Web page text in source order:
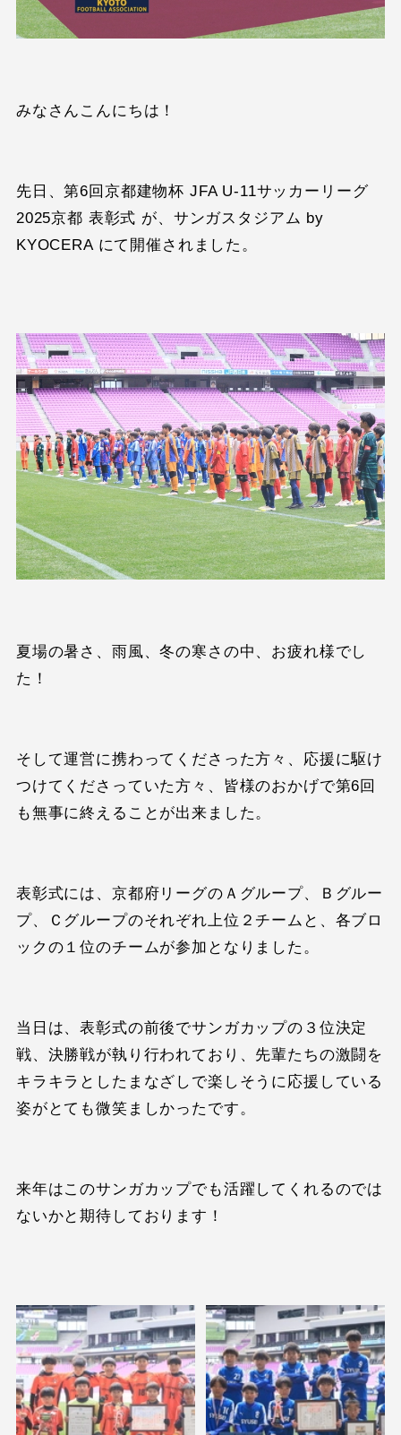
みなさんこんにちは！
先日、第6回京都建物杯 JFA U-11サッカーリーグ
2025京都 表彰式 が、サンガスタジアム by
KYOCERA にて開催されました。
夏場の暑さ、雨風、冬の寒さの中、お疲れ様でし
た！
そして運営に携わってくださった方々、応援に駆け
つけてくださっていた方々、皆様のおかげで第6回
も無事に終えることが出来ました。
表彰式には、京都府リーグのＡグループ、Ｂグルー
プ、Ｃグループのそれぞれ上位２チームと、各ブロ
ックの１位のチームが参加となりました。
当日は、表彰式の前後でサンガカップの３位決定
戦、決勝戦が執り行われており、先輩たちの激闘を
キラキラとしたまなざしで楽しそうに応援している
姿がとても微笑ましかったです。
来年はこのサンガカップでも活躍してくれるのでは
ないかと期待しております！